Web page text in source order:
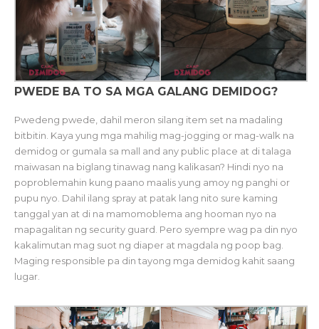
PWEDE BA TO SA MGA GALANG DEMIDOG?
Pwedeng pwede, dahil meron silang item set na madaling
bitbitin. Kaya yung mga mahilig mag-jogging or mag-walk na
demidog or gumala sa mall and any public place at di talaga
maiwasan na biglang tinawag nang kalikasan? Hindi nyo na
poproblemahin kung paano maalis yung amoy ng panghi or
pupu nyo. Dahil ilang spray at patak lang nito sure kaming
tanggal yan at di na mamomoblema ang hooman nyo na
mapagalitan ng security guard. Pero syempre wag pa din nyo
kakalimutan mag suot ng diaper at magdala ng poop bag.
Maging responsible pa din tayong mga demidog kahit saang
lugar.